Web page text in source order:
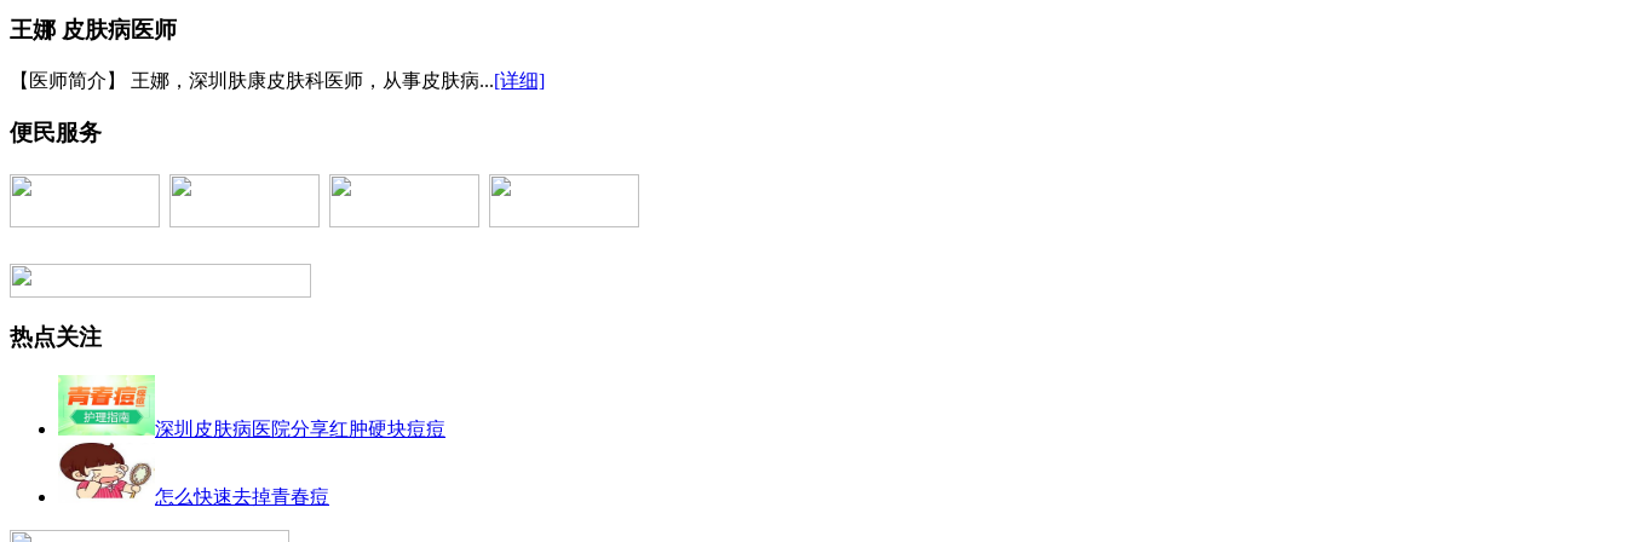
王娜 皮肤病医师
【医师简介】 王娜，深圳肤康皮肤科医师，从事皮肤病...[详细]
便民服务
热点关注
深圳皮肤病医院分享红肿硬块痘痘
怎么快速去掉青春痘